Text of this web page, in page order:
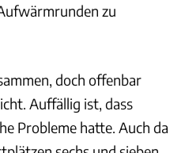
zu
doch offenbar
Auffällig ist, dass
Probleme hatte. Auch da